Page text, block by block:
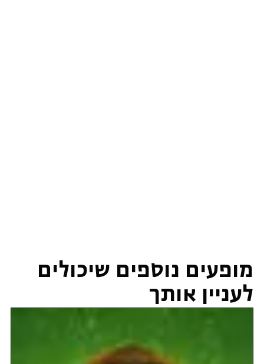
מופעים נוספים שיכולים
לעניין אותך